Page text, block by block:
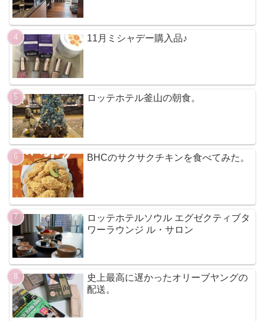
11月ミシャデー購入品♪
ロッテホテル釜山の朝食。
BHCのサクサクチキンを食べてみた。
ロッテホテルソウル エグゼクティブタ
ワーラウンジ ル・サロン
史上最高に遅かったオリーブヤングの
配送。